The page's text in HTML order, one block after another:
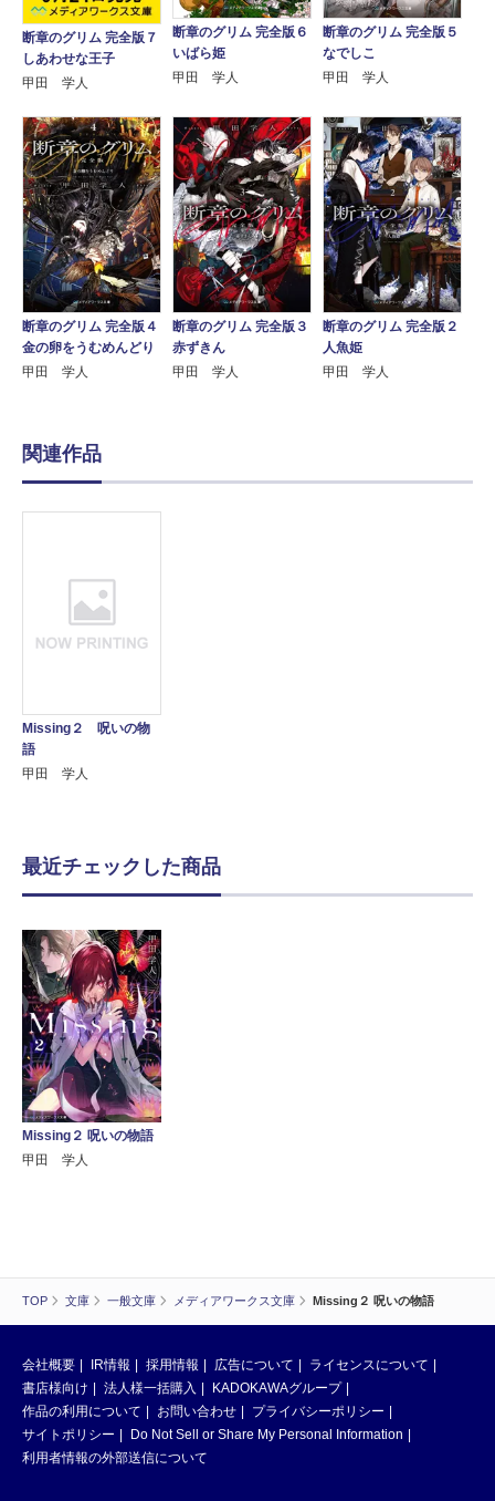
TOP 文庫 一般文庫 メディアワークス文庫 Missing２ 呪いの物語
断章のグリム 完全版７
しあわせな王子
甲田 学人
断章のグリム 完全版６
いばら姫
甲田 学人
断章のグリム 完全版５
なでしこ
甲田 学人
断章のグリム 完全版４
金の卵をうむめんどり
甲田 学人
断章のグリム 完全版３
赤ずきん
甲田 学人
断章のグリム 完全版２
人魚姫
甲田 学人
関連作品
Missing２ 呪いの物
語
甲田 学人
最近チェックした商品
Missing２ 呪いの物語
甲田 学人
会社概要 IR情報 採用情報 広告について
ライセンスについて
書店様向け
法人様一括購入
KADOKAWAグループ
作品の利用について
お問い合わせ
プライバシーポリシー
サイトポリシー
Do Not Sell or Share My Personal Information
利用者情報の外部送信について